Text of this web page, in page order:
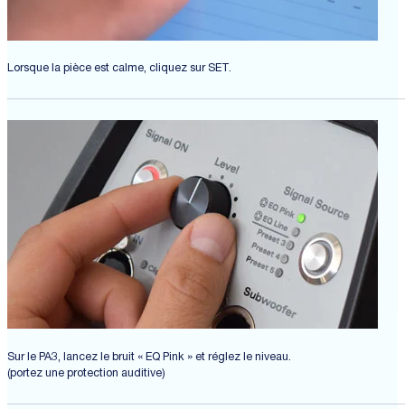
Lorsque la pièce est calme, cliquez sur SET.
Sur le PA3, lancez le bruit « EQ Pink » et réglez le niveau.
(portez une protection auditive)